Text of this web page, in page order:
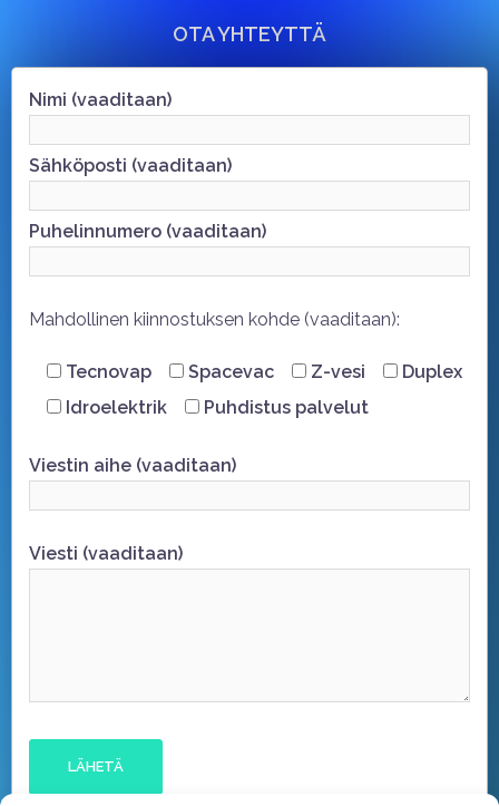
OTA YHTEYTTÄ
Nimi (vaaditaan)
Sähköposti (vaaditaan)
Puhelinnumero (vaaditaan)
Mahdollinen kiinnostuksen kohde (vaaditaan):
Tecnovap Spacevac Z-vesi
Duplex
Idroelektrik
Puhdistus palvelut
Viestin aihe (vaaditaan)
Viesti (vaaditaan)